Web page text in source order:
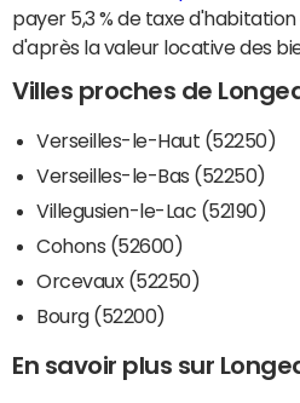
payer 5,3 % de taxe
d'après la valeur locative des
Villes proches de
Verseilles-le-Haut (52250)
Verseilles-le-Bas (52250)
Villegusien-le-Lac (52190)
Cohons (52600)
Orcevaux (52250)
Bourg (52200)
En savoir plus sur